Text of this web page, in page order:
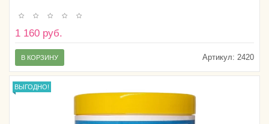
1 160 руб.
Артикул: 2420
В КОРЗИНУ
ВЫГОДНО!